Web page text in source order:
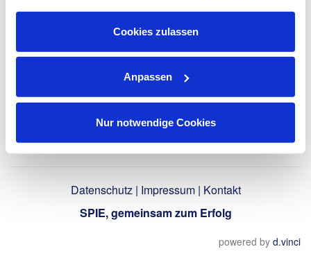
Informationen zu Cookies finden Sie in unseren
Datenschutzhinweisen .
Cookies zulassen
Anpassen
Nur notwendige Cookies
Datenschutz| Impressum| Kontakt
SPIE, gemeinsam zum Erfolg
powered by d.vinci